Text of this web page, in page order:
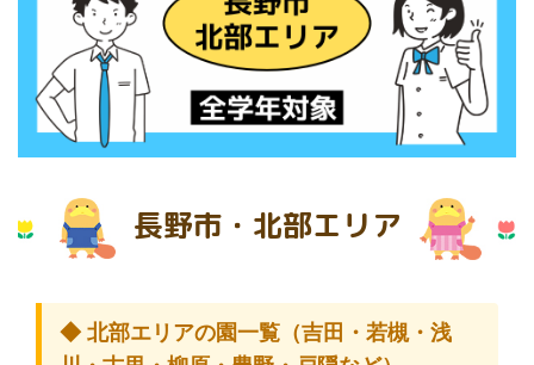
長野市・北部エリア
◆ 北部エリアの園一覧（吉田・若槻・浅